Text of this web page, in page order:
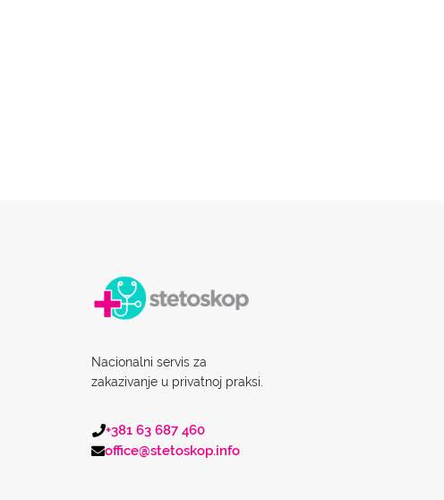
Nacionalni servis za
zakazivanje u privatnoj praksi.
+381 63 687 460
office@stetoskop.info